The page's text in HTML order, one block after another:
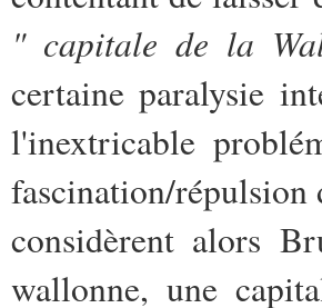
" capitale de la
certaine paralysie
l'inextricable
fascination/répulsion
considèrent alors
wallonne, une